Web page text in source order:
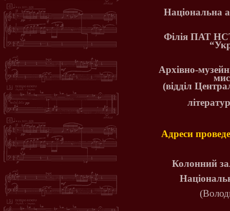
Національна
Філія ПАТ
“
Архівно-
(відділ
Адреси
Колонний